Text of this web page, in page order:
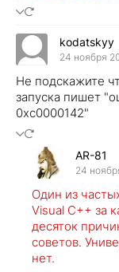
kodatskyy
24 ноября
Не подскажите
запуска пишет
0хс0000142"
AR-81
24
Один из
Visual C++ за
десяток
советов.
нет.